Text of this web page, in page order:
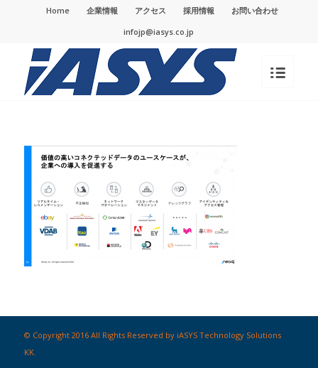
Home 企業情報 アクセス 採用情報
お問い合わせ
infojp@iasys.co.jp
© Copyright 2016 All Rights Reserved by iASYS Technology Solutions
KK.